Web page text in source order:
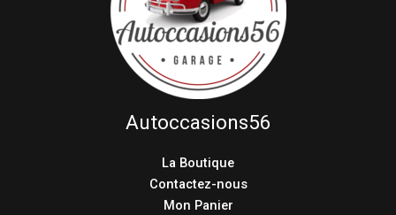
Autoccasions56
La Boutique
Contactez-nous
Mon Panier